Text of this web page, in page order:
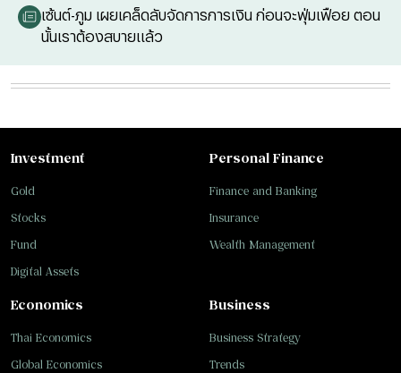
เซ้นต์-ภูม เผยเคล็ดลับจัดการการเงิน ก่อนจะฟุ่มเฟือย ตอน
นั้นเราต้องสบายแล้ว
Investment
Gold
Stocks
Fund
Digital Assets
Personal Finance
Finance and Banking
Insurance
Wealth Management
Business
Business Strategy
Trends
Economics
Thai Economics
Global Economics